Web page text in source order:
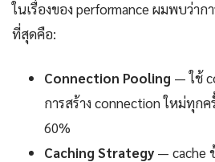
ในเรื่องของ performance ผมพบว่า
ที่สุดคือ:
Connection Pooling — ใช้
การสร้าง connection ใหม่ทุกค
60%
Caching Strategy — cache